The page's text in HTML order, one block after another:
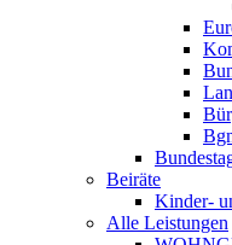
Beiräte
Kinder-
Alle Leistungen